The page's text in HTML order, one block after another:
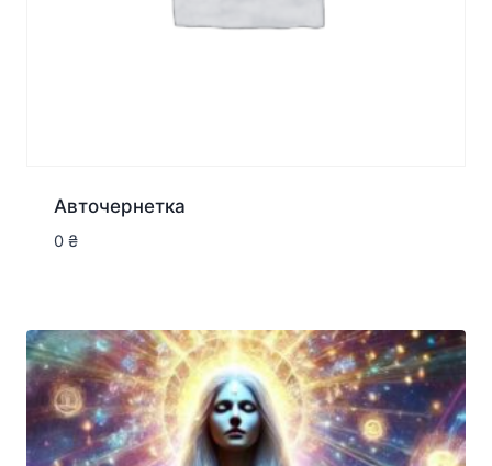
Авточернетка
0 ₴